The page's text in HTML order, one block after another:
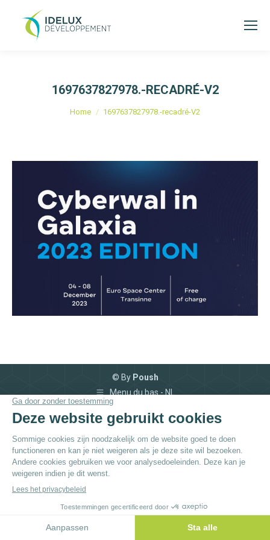
1697637827978.-RECADRÉ-V2
Je bent hier:
Home 1697637827978.-recadré-V2
© By Poush
Menu du bas - NL